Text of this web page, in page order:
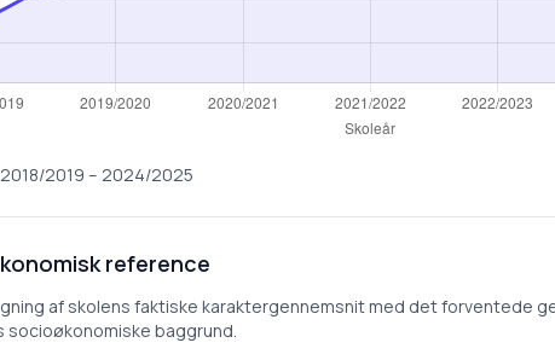
2018/2019 – 2024/2025
reference
af skolens faktiske karaktergennemsnit med det forventede
socioøkonomiske baggrund.